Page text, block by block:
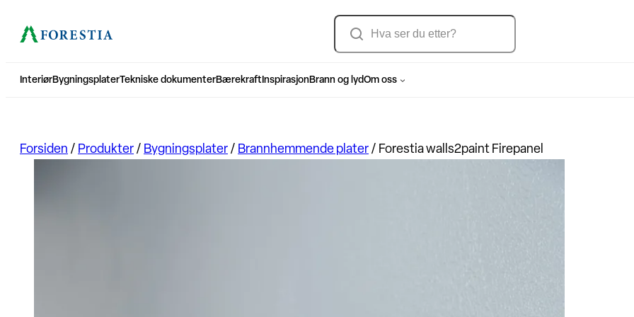
Søk
InteriørBygningsplaterTekniske dokumenterBærekraft Inspirasjon Brann og lydOm oss
Forsiden / Produkter / Bygningsplater / Brannhemmende plater / Forestia walls2paint Firepanel